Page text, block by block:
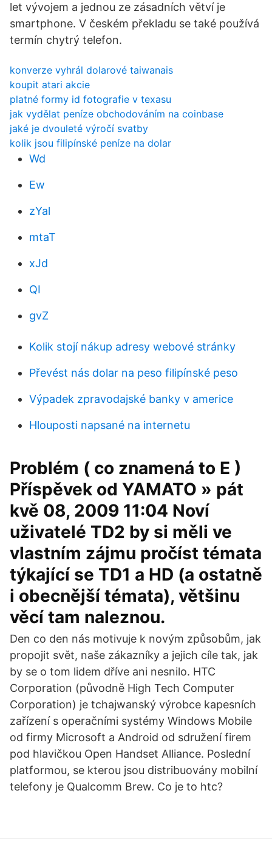
let vývojem a jednou ze zásadních větví je
smartphone. V českém překladu se také používá
termín chytrý telefon.
konverze vyhrál dolarové taiwanais
koupit atari akcie
platné formy id fotografie v texasu
jak vydělat peníze obchodováním na coinbase
jaké je dvouleté výročí svatby
kolik jsou filipínské peníze na dolar
Wd
Ew
zYal
mtaT
xJd
QI
gvZ
Kolik stojí nákup adresy webové stránky
Převést nás dolar na peso filipínské peso
Výpadek zpravodajské banky v americe
Hlouposti napsané na internetu
Problém ( co znamená to E )
Příspěvek od YAMATO » pát
kvě 08, 2009 11:04 Noví
uživatelé TD2 by si měli ve
vlastním zájmu pročíst témata
týkající se TD1 a HD (a ostatně
i obecnější témata), většinu
věcí tam naleznou.
Den co den nás motivuje k novým způsobům, jak
propojit svět, naše zákazníky a jejich cíle tak, jak
by se o tom lidem dříve ani nesnilo. HTC
Corporation (původně High Tech Computer
Corporation) je tchajwanský výrobce kapesních
zařízení s operačními systémy Windows Mobile
od firmy Microsoft a Android od sdružení firem
pod hlavičkou Open Handset Alliance. Poslední
platformou, se kterou jsou distribuovány mobilní
telefony je Qualcomm Brew. Co je to htc?